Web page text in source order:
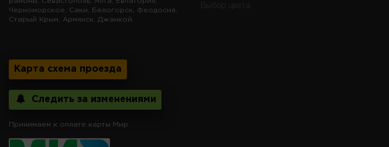
Черноморское, Саки, Белогорск, Феодосия,
Старый Крым, Армянск, Джанкой.
Карта схема проезда
Следить за изменениями
Принимаем к оплате карты Мир.